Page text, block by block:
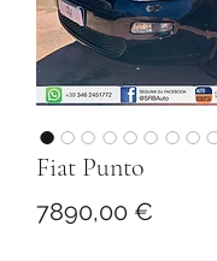
Fiat Punto
7890,00 €